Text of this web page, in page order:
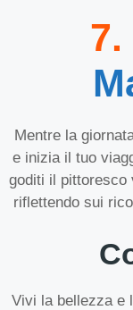
7.
Mentre la
e inizia il tuo
goditi il pittoresco
riflettendo sui
Vivi la bellezza e